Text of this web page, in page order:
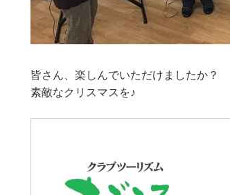
皆さん、楽しんでいただけましたか？
素敵なクリスマスを♪